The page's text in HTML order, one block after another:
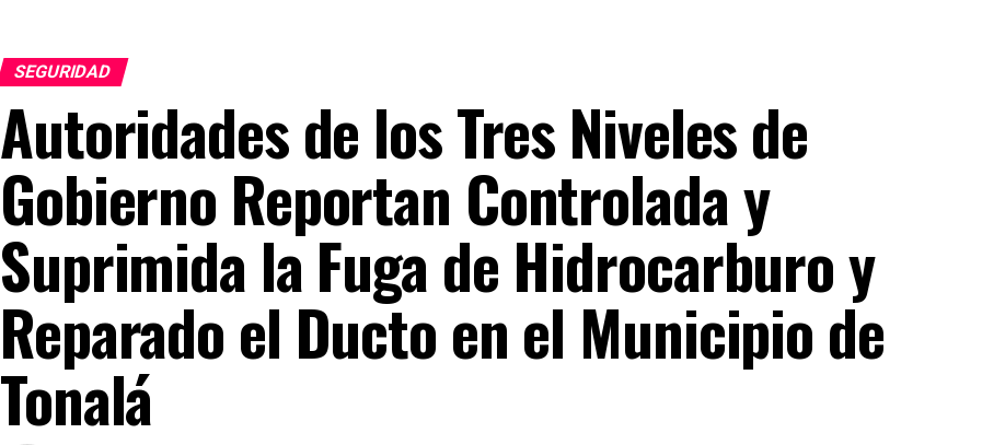
SEGURIDAD
Autoridades de los Tres Niveles de
Gobierno Reportan Controlada y
Suprimida la Fuga de Hidrocarburo y
Reparado el Ducto en el Municipio de
Tonalá